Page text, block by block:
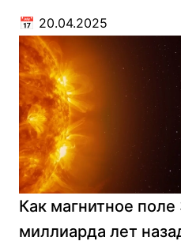
📅 20.04.2025
Как магнитное
миллиарда лет